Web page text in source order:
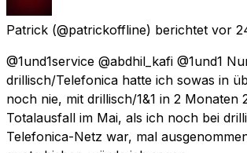
Patrick (@patrickoffline) berichtet vor
@1und1service @abdhil_kafi @1und1
drillisch/Telefonica hatte ich sowas in
noch nie, mit drillisch/1&1 in 2 Monaten
Totalausfall im Mai, als ich noch bei
Telefonica-Netz war, mal